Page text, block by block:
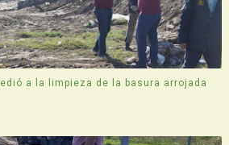
a la limpieza de la basura arrojada